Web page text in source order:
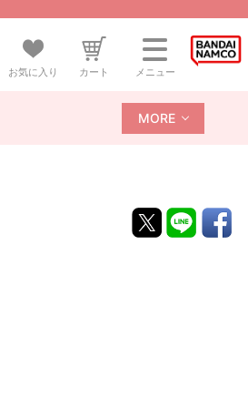
お気に入り カート メニュー
MORE